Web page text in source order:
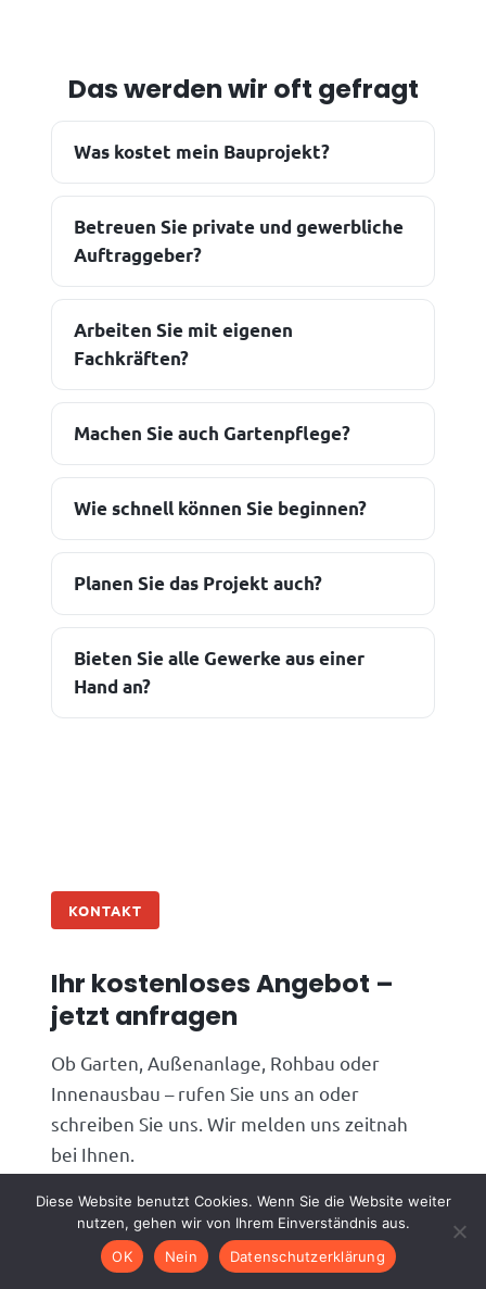
Das werden wir oft gefragt
Was kostet mein Bauprojekt?
Betreuen Sie private und gewerbliche
Auftraggeber?
Arbeiten Sie mit eigenen
Fachkräften?
Machen Sie auch Gartenpflege?
Wie schnell können Sie beginnen?
Planen Sie das Projekt auch?
Bieten Sie alle Gewerke aus einer
Hand an?
KONTAKT
Ihr kostenloses Angebot –
jetzt anfragen
Ob Garten, Außenanlage, Rohbau oder
Innenausbau – rufen Sie uns an oder
schreiben Sie uns. Wir melden uns zeitnah
bei Ihnen.
Telefon06074 4826910
E-Mailinfo@alphagc.de
Diese Website benutzt Cookies. Wenn Sie die Website weiter
nutzen, gehen wir von Ihrem Einverständnis aus.
OK
Nein Datenschutzerklärung